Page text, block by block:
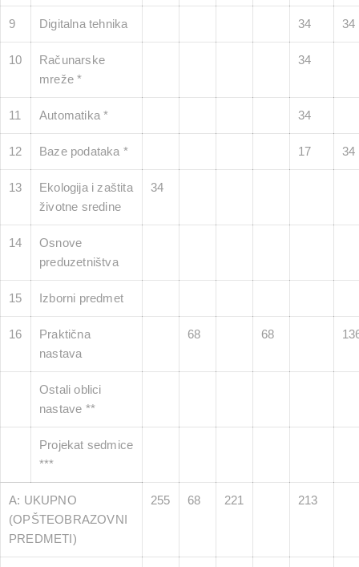
9 Digitalna tehnika 34 34
10
Računarske
mreže *
34
11 Automatika * 34
12 Baze podataka * 17 34
13
Ekologija i zaštita
životne sredine
34
14
Osnove
preduzetništva
15 Izborni predmet
16
Praktična
nastava
68 68
Ostali oblici
nastave **
Projekat sedmice
***
A: UKUPNO
(OPŠTEOBRAZOVNI
PREDMETI)
255 68 221 213